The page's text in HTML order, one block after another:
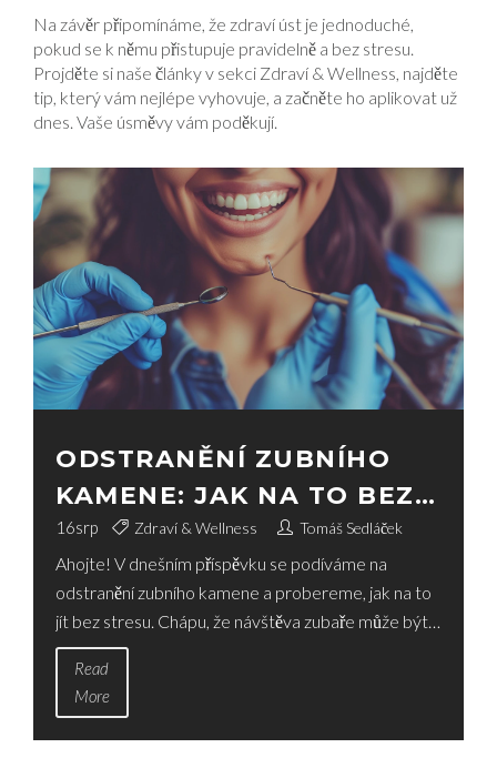
Na závěr připomínáme, že zdraví úst je jednoduché,
pokud se k němu přistupuje pravidelně a bez stresu.
Projděte si naše články v sekci Zdraví & Wellness, najděte
tip, který vám nejlépe vyhovuje, a začněte ho aplikovat už
dnes. Vaše úsměvy vám poděkují.
ODSTRANĚNÍ ZUBNÍHO
KAMENE: JAK NA TO BEZ
STRESU
16srp Zdraví & Wellness Tomáš Sedláček
Ahojte! V dnešním příspěvku se podíváme na
odstranění zubního kamene a probereme, jak na to
jít bez stresu. Chápu, že návštěva zubaře může být
pro některé z nás trochu děsivá, ale nebojte se,
mám pro vás několik tipů, jak se s tím vypořádat.
Pojďme do toho společně a udržujme naši ústní
hygienu na vrcholu!
Read
More